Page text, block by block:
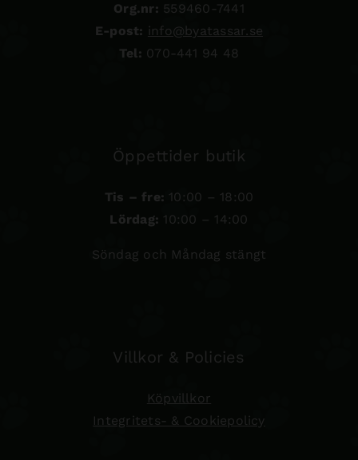
Org.nr: 559460-7441
E-post: info@byatassar.se
Tel: 070-441 94 48
Öppettider butik
Tis – fre: 10:00 – 18:00
Lördag: 10:00 – 14:00
Söndag och Måndag stängt
Villkor & Policies
Köpvillkor
Integritets- & Cookiepolicy